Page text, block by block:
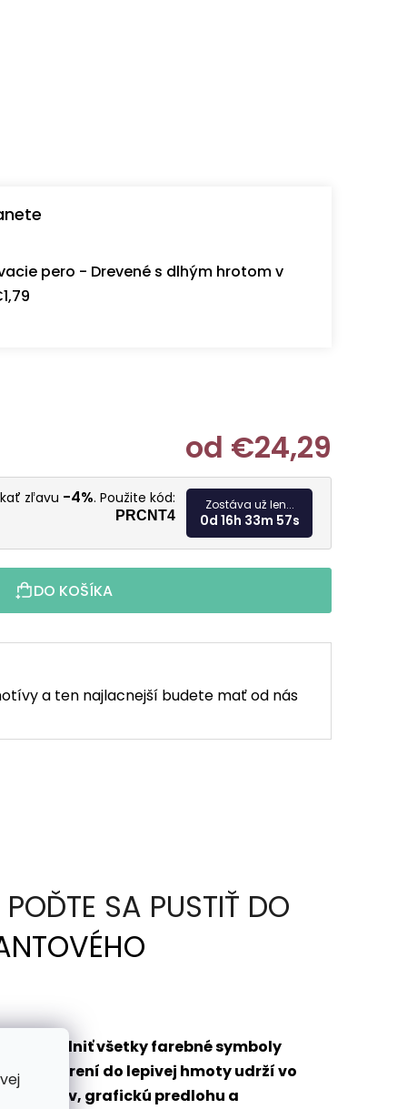
pero - Drevené s dlhým hrotom v
od €24,29
zľavu -4%. Použite kód:
PRCNT4
Zostáva už len...
0d 16h 33m 56s
DO KOŠÍKA
a ten najlacnejší budete mať od nás
SA PUSTIŤ DO
vyplniť všetky farebné symboly
ponorení do lepivej hmoty udrží vo
grafickú predlohu a